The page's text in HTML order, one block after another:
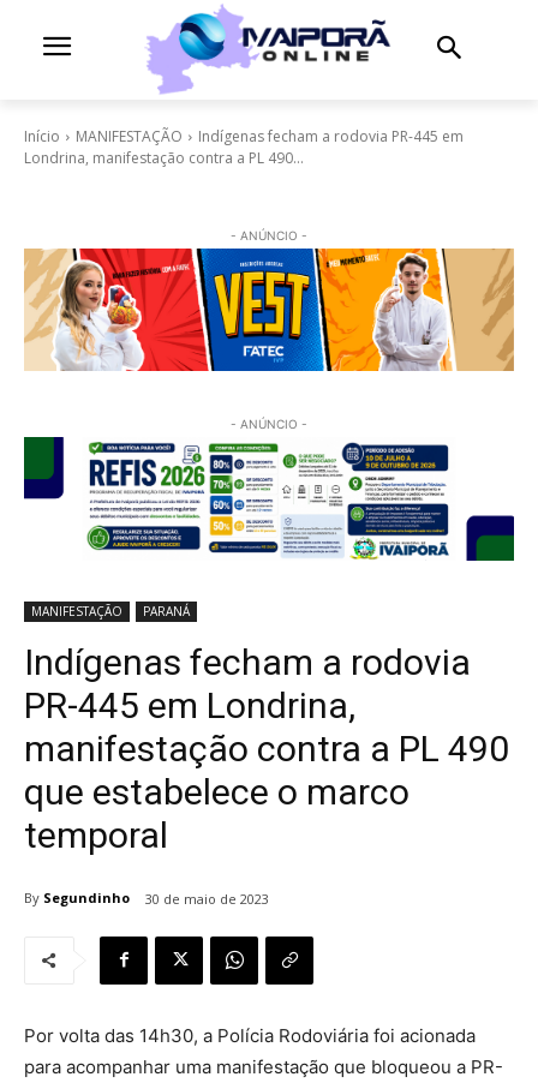
Início MANIFESTAÇÃO
Indígenas fecham a rodovia PR-445 em
Londrina, manifestação contra a PL 490...
- ANÚNCIO -
- ANÚNCIO -
MANIFESTAÇÃO PARANÁ
Indígenas fecham a rodovia
PR-445 em Londrina,
manifestação contra a PL 490
que estabelece o marco
temporal
By Segundinho 30 de maio de 2023
Por volta das 14h30, a Polícia Rodoviária foi acionada
para acompanhar uma manifestação que bloqueou a PR-